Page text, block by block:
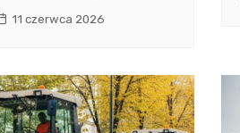
11 czerwca 2026